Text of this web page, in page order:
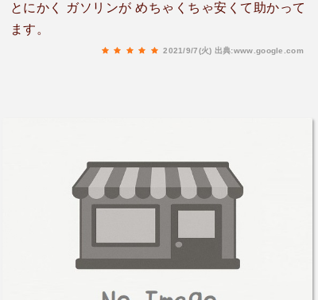
とにかく ガソリンが めちゃくちゃ安くて助かって
ます。
2021/9/7(火) 出典:www.google.com